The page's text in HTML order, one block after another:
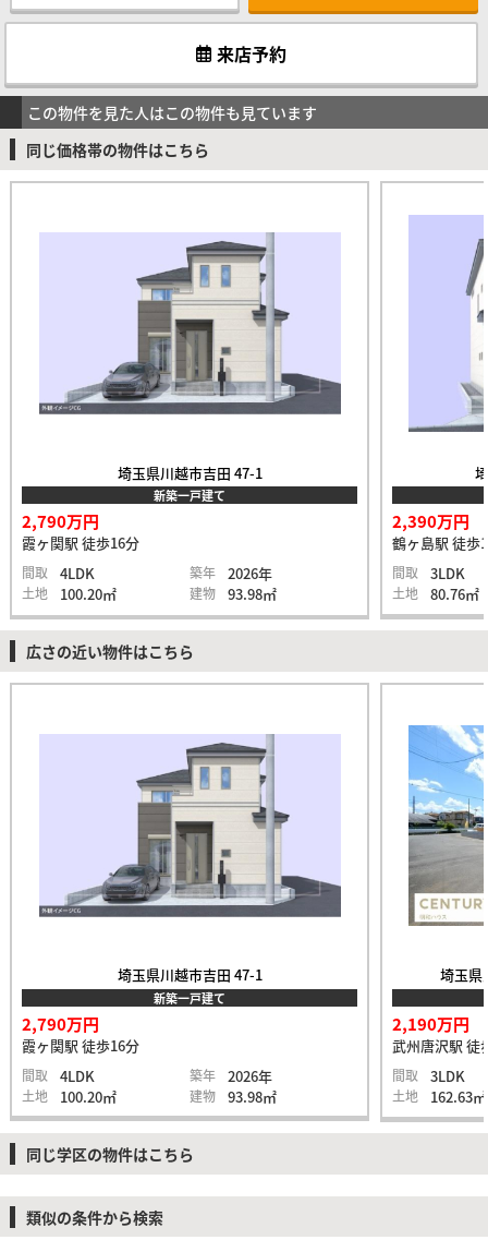
来店予約
この物件を見た人はこの物件も見ています
同じ価格帯の物件はこちら
埼玉県川越市吉田 47-1
新築一戸建て
2,790万円
霞ヶ関駅 徒歩16分
間取 4LDK 築年 2026年
土地 100.20㎡ 建物 93.98㎡
2,390万円
鶴ヶ島駅 徒歩
間取 3LDK
土地 80.76㎡
広さの近い物件はこちら
埼玉県川越市吉田 47-1
新築一戸建て
2,790万円
霞ヶ関駅 徒歩16分
間取 4LDK 築年 2026年
土地 100.20㎡ 建物 93.98㎡
埼玉県
2,190万円
武州唐沢駅 徒
間取 3LDK
土地 162.63㎡
同じ学区の物件はこちら
類似の条件から検索